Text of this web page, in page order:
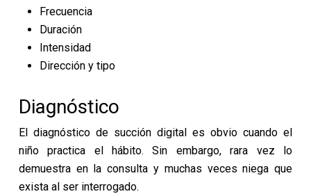
Frecuencia
Duración
Intensidad
Dirección y tipo
Diagnóstico
El diagnóstico de succión digital es obvio cuando el
niño practica el hábito. Sin embargo, rara vez lo
demuestra en la consulta y muchas veces niega que
exista al ser interrogado.